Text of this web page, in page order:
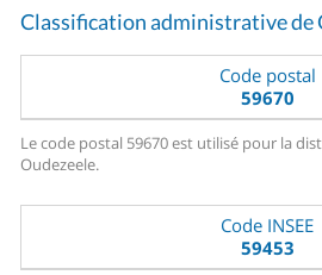
Classification administrative de
Code postal
59670
Le code postal 59670 est utilisé pour la
Oudezeele.
Code INSEE
59453